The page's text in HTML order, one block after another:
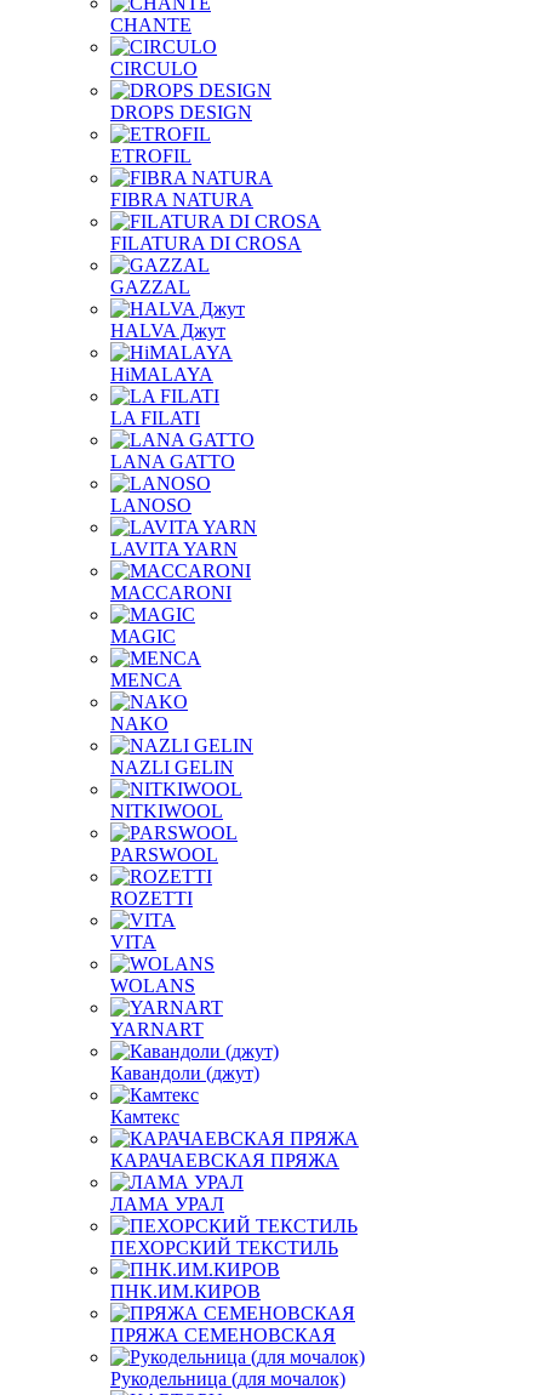
CHANTE
CIRCULO
DROPS DESIGN
ETROFIL
FIBRA NATURA
FILATURA DI CROSA
GAZZAL
HALVA Джут
HiMALAYA
LA FILATI
LANA GATTO
LANOSO
LAVITA YARN
MACCARONI
MAGIC
MENCA
NAKO
NAZLI GELIN
NITKIWOOL
PARSWOOL
ROZETTI
VITA
WOLANS
YARNART
Кавандоли (джут)
Камтекс
КАРАЧАЕВСКАЯ ПРЯЖА
ЛАМА УРАЛ
ПЕХОРСКИЙ ТЕКСТИЛЬ
ПНК.ИМ.КИРОВ
ПРЯЖА СЕМЕНОВСКАЯ
Рукодельница (для мочалок)